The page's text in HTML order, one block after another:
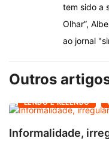
tem sido a
Olhar”,
ao jornal
Outros
LENDO E RELENDO
Informalidade,